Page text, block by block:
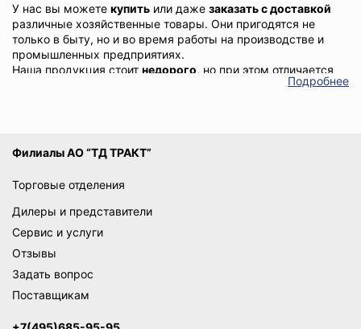
У нас вы можете купить или даже заказать с доставкой
различные хозяйственные товары. Они пригодятся не
только в быту, но и во время работы на производстве и
промышленных предприятиях.
Наша продукция стоит недорого, но при этом отличается
Подробнее
Филиалы АО “ТД ТРАКТ”
Торговые отделения
Дилеры и представители
Сервис и услуги
Отзывы
Задать вопрос
Поставщикам